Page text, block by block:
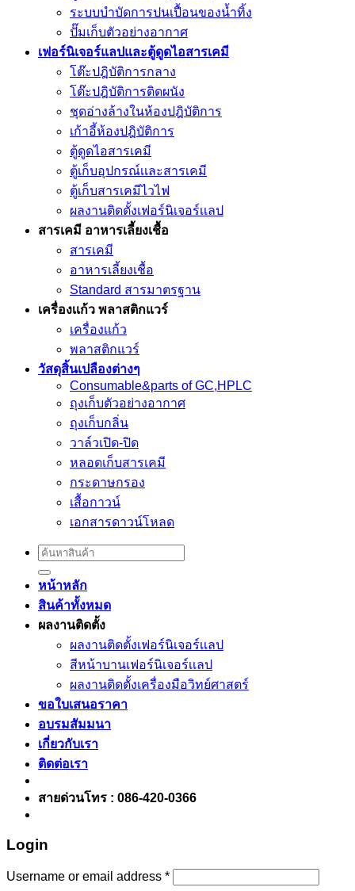
ระบบบำบัดการปนเปื้อนของน้ำทิ้ง
ปั๊มเก็บตัวอย่างอากาศ
เฟอร์นิเจอร์แลปและตู้ดูดไอสารเคมี
โต๊ะปฎิบัติการกลาง
โต๊ะปฎิบัติการติดผนัง
ชุดอ่างล้างในห้องปฎิบัติการ
เก้าอี้ห้องปฎิบัติการ
ตู้ดูดไอสารเคมี
ตู้เก็บอุปกรณ์เเละสารเคมี
ตู้เก็บสารเคมีไวไฟ
ผลงานติดตั้งเฟอร์นิเจอร์เเลป
สารเคมี อาหารเลี้ยงเชื้อ
สารเคมี
อาหารเลี้ยงเชื้อ
Standard สารมาตรฐาน
เครื่องเเก้ว พลาสติกแวร์
เครื่องเเก้ว
พลาสติกแวร์
วัสดุสิ้นเปลืองต่างๆ
Consumable&parts of GC,HPLC
ถุงเก็บตัวอย่างอากาศ
ถุงเก็บกลิ่น
วาล์วเปิด-ปิด
หลอดเก็บสารเคมี
กระดาษกรอง
เสื้อกาวน์
เอกสารดาวน์โหลด
Search
for:
หน้าหลัก
สินค้าทั้งหมด
ผลงานติดตั้ง
ผลงานติดตั้งเฟอร์นิเจอร์เเลป
สีหน้าบานเฟอร์นิเจอร์เเลป
ผลงานติดตั้งเครื่องมือวิทย์ศาสตร์
ขอใบเสนอราคา
อบรมสัมมนา
เกี่ยวกับเรา
ติดต่อเรา
สายด่วนโทร : 086-420-0366
Login
Username or email address *